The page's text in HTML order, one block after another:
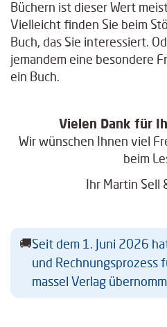
Büchern ist dieser Wert
Vielleicht finden Sie beim
Buch, das Sie interessiert.
jemandem eine besondere
ein Buch.
Vielen Dank für
Wir wünschen Ihnen viel
beim
Ihr Martin Sell
🚚Seit dem 1. Juni 2026
und Rechnungsprozess
massel Verlag